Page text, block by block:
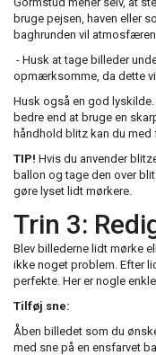
bruge pejsen, haven eller
baghrunden vil
- Husk at tage billeder
opmærksomme, da dette
Husk også en god
bedre end at bruge en
håndhold blitz kan du med
TIP! Hvis du anvender
ballon og tage den over
gøre lyset lidt mørkere.
Trin 3:
Blev billederne lidt mørke
ikke noget problem. Efter
perfekte. Her er nogle
Tilføj sne:
Åben billedet som du
med sne på en ensfarvet